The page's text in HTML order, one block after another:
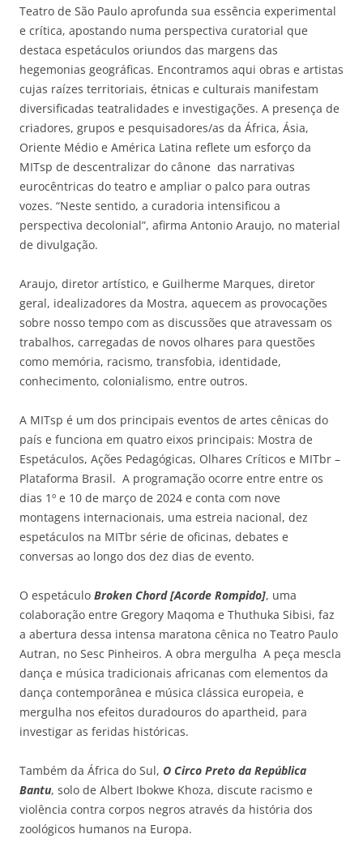
Teatro de São Paulo aprofunda sua essência experimental
e crítica, apostando numa perspectiva curatorial que
destaca espetáculos oriundos das margens das
hegemonias geográficas. Encontramos aqui obras e artistas
cujas raízes territoriais, étnicas e culturais manifestam
diversificadas teatralidades e investigações. A presença de
criadores, grupos e pesquisadores/as da África, Ásia,
Oriente Médio e América Latina reflete um esforço da
MITsp de descentralizar do cânone das narrativas
eurocêntricas do teatro e ampliar o palco para outras
vozes. “Neste sentido, a curadoria intensificou a
perspectiva decolonial”, afirma Antonio Araujo, no material
de divulgação.
Araujo, diretor artístico, e Guilherme Marques, diretor
geral, idealizadores da Mostra, aquecem as provocações
sobre nosso tempo com as discussões que atravessam os
trabalhos, carregadas de novos olhares para questões
como memória, racismo, transfobia, identidade,
conhecimento, colonialismo, entre outros.
A MITsp é um dos principais eventos de artes cênicas do
país e funciona em quatro eixos principais: Mostra de
Espetáculos, Ações Pedagógicas, Olhares Críticos e MITbr –
Plataforma Brasil. A programação ocorre entre entre os
dias 1º e 10 de março de 2024 e conta com nove
montagens internacionais, uma estreia nacional, dez
espetáculos na MITbr série de oficinas, debates e
conversas ao longo dos dez dias de evento.
O espetáculo Broken Chord [Acorde Rompido], uma
colaboração entre Gregory Maqoma e Thuthuka Sibisi, faz
a abertura dessa intensa maratona cênica no Teatro Paulo
Autran, no Sesc Pinheiros. A obra mergulha A peça mescla
dança e música tradicionais africanas com elementos da
dança contemporânea e música clássica europeia, e
mergulha nos efeitos duradouros do apartheid, para
investigar as feridas históricas.
Também da África do Sul, O Circo Preto da República
Bantu, solo de Albert Ibokwe Khoza, discute racismo e
violência contra corpos negros através da história dos
zoológicos humanos na Europa.